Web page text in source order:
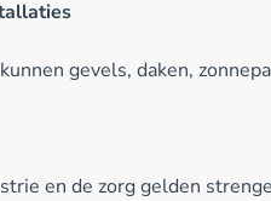
gevels, daken,
en de zorg gelden